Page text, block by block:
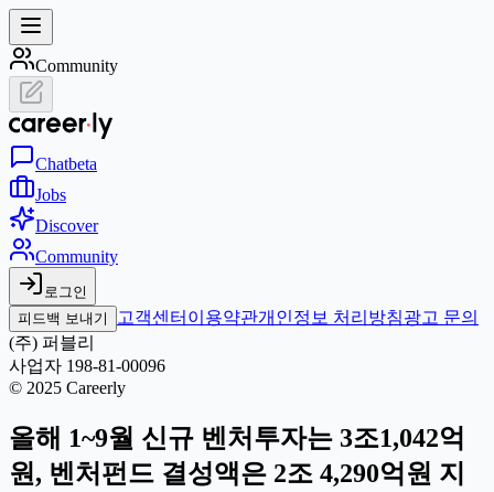
Community
Chatbeta
Jobs
Discover
Community
로그인
피드백 보내기
고객센터 이용약관개인정보 처리방침광고 문의
(주) 퍼블리
사업자 198-81-00096
© 2025 Careerly
올해 1~9월 신규 벤처투자는 3조1,042억
원, 벤처펀드 결성액은 2조 4,290억원 지